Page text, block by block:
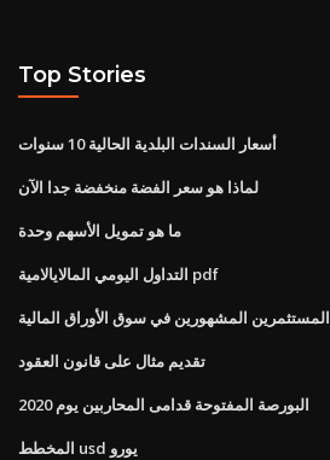
Top Stories
أسعار السندات البلدية الحالية 10 سنوات
لماذا هو سعر الفضة منخفضة جدا الآن
ما هو تمويل الأسهم وحدة
التداول اليومي المالايالامية pdf
المستثمرين المشهورين في سوق الأوراق المالية
تقديم مثال على قانون العقود
البورصة المفتوحة قدامى المحاربين يوم 2020
المخطط usd يورو